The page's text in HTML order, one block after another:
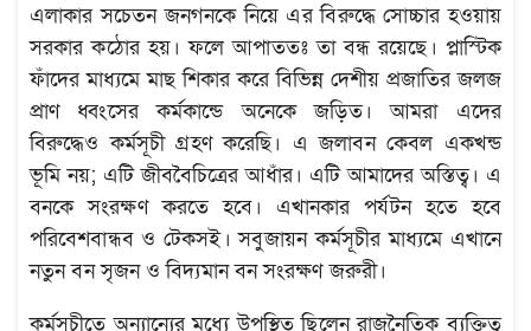
এলাকার সচেতন জনগনকে নিয়ে এর বিরুদ্ধে সোচ্চার হওয়ায়
সরকার কঠোর হয়। ফলে আপাততঃ তা বন্ধ রয়েছে। প্লাস্টিক
ফাঁদের মাধ্যমে মাছ শিকার করে বিভিন্ন দেশীয় প্রজাতির জলজ
প্রাণ ধ্বংসের কর্মকান্ডে অনেকে জড়িত। আমরা এদের
বিরুদ্ধেও কর্মসূচী গ্রহণ করেছি। এ জলাবন কেবল একখন্ড
ভূমি নয়; এটি জীববৈচিত্রের আধাঁর। এটি আমাদের অস্তিত্ব। এ
বনকে সংরক্ষণ করতে হবে। এখানকার পর্যটন হতে হবে
পরিবেশবান্ধব ও টেকসই। সবুজায়ন কর্মসূচীর মাধ্যমে এখানে
নতুন বন সৃজন ও বিদ্যমান বন সংরক্ষণ জরুরী।
কর্মসূচীতে অন্যান্যের মধ্যে উপস্থিত ছিলেন রাজনৈতিক ব্যক্তিত্ব